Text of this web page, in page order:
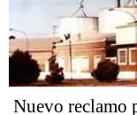
Nuevo reclamo